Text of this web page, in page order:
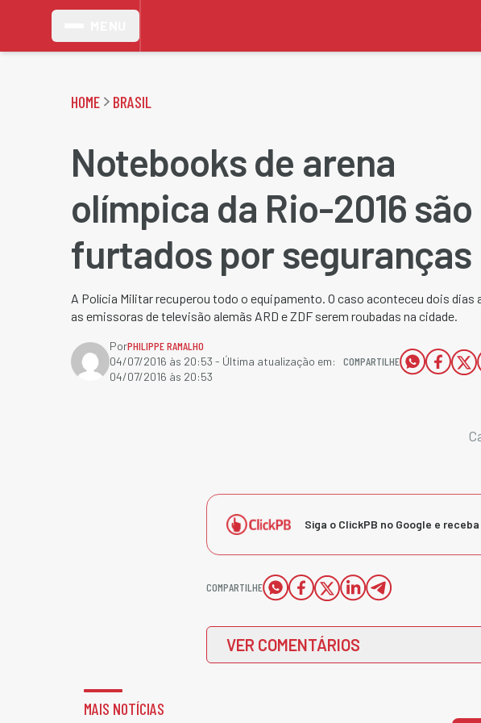
HOME BRASIL
Notebooks de arena
olímpica da Rio-2016 são
furtados por seguranças
A Polícia Militar recuperou todo o equipamento. O caso aconteceu dois dias
as emissoras de televisão alemãs ARD e ZDF serem roubadas na cidade​.
PorPHILIPPE RAMALHO
04/07/2016 às 20:53 - Última atualização em:
04/07/2016 às 20:53
COMPARTILHE
Siga o ClickPB no Google e
COMPARTILHE
VER COMENTÁRIOS
MAIS NOTÍCIAS